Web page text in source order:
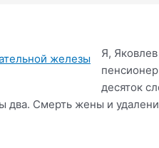
Я,
десяток
два. Смерть жены и